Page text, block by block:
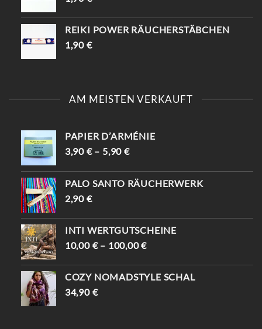
REIKI POWER RÄUCHERSTÄBCHEN
1,90 €
AM MEISTEN VERKAUFT
PAPIER D’ARMÉNIE
3,90 €– 5,90€
PALO SANTO RÄUCHERWERK
2,90 €
INTI WERTGUTSCHEINE
10,00 €– 100,00€
COZY NOMADSTYLE SCHAL
34,90 €